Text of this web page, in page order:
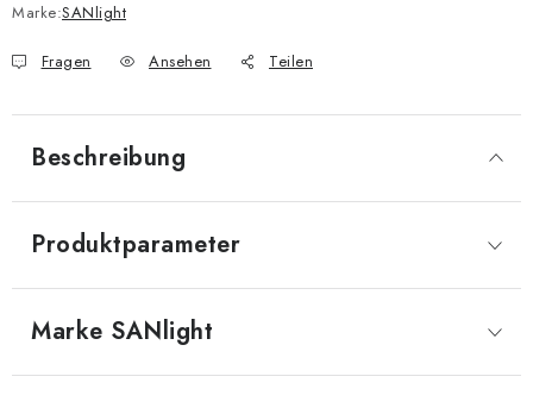
Marke:SANlight
Fragen Ansehen Teilen
Beschreibung
Produktparameter
Marke SANlight